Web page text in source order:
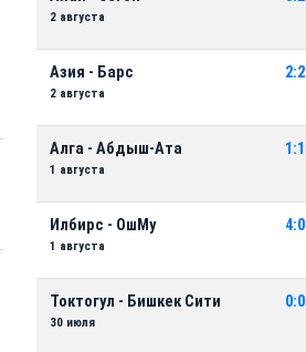
2 августа
Азия - Барс
2 августа
2:2
Алга - Абдыш-Ата
1 августа
1:1
Илбирс - ОшМу
1 августа
4:0
Токтогул - Бишкек Сити
30 июля
0:0